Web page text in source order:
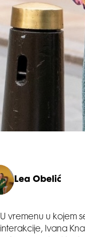
Lea Obelić
U vremenu u kojem
interakcije, Ivana